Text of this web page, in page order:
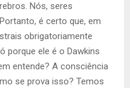
Nós, seres
é certo que, em
obrigatoriamente
porque ele é o Dawkins
entende? A consciência
se prova isso? Temos